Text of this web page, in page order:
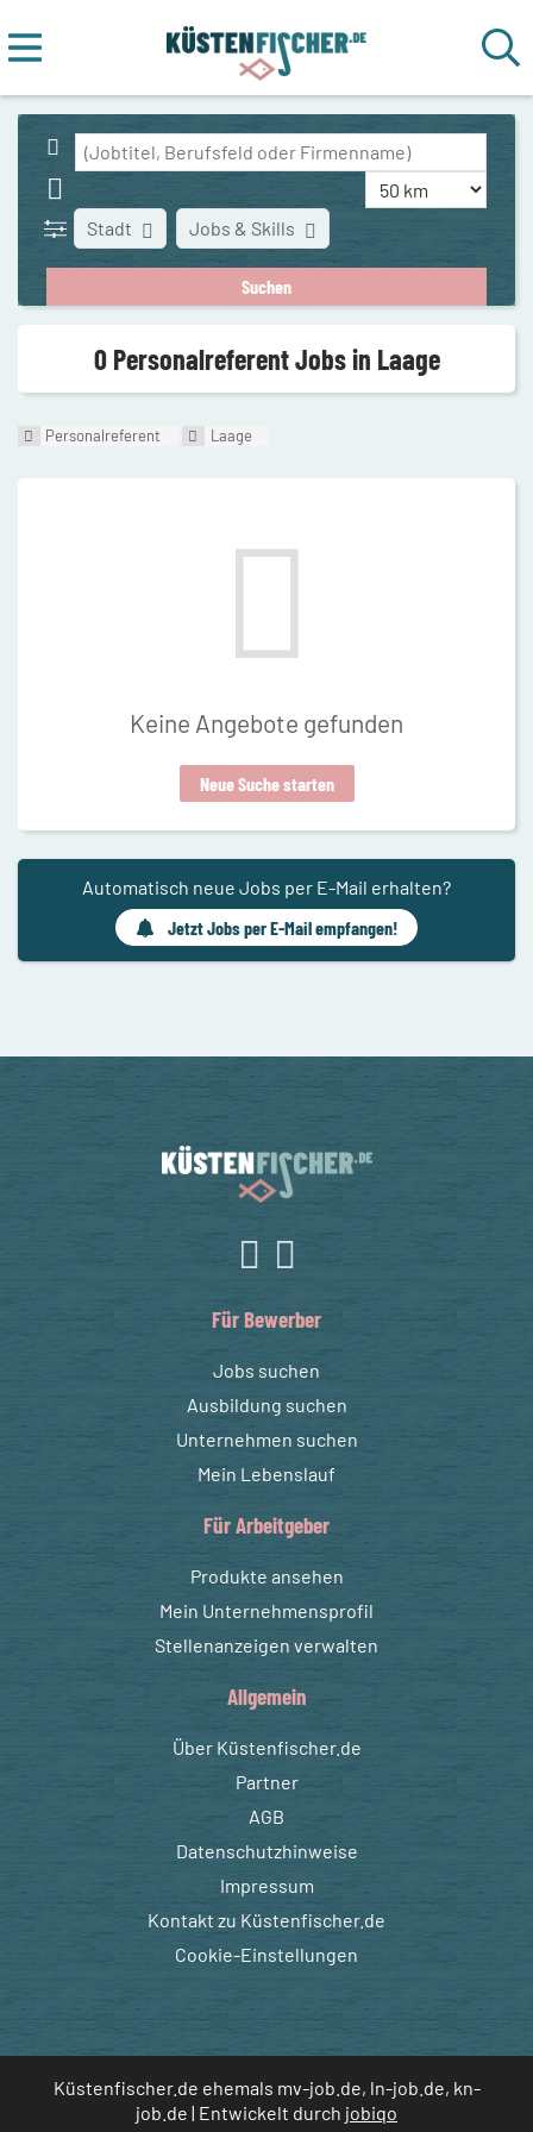
Stadt Jobs & Skills
0 Personalreferent Jobs in Laage
Personalreferent Laage
Keine Angebote gefunden
Neue Suche starten
Automatisch neue Jobs per E-Mail erhalten?
Jetzt Jobs per E-Mail empfangen!
Für Bewerber
Jobs suchen
Ausbildung suchen
Unternehmen suchen
Mein Lebenslauf
Für Arbeitgeber
Produkte ansehen
Mein Unternehmensprofil
Stellenanzeigen verwalten
Allgemein
Über Küstenfischer.de
Partner
AGB
Datenschutzhinweise
Impressum
Kontakt zu Küstenfischer.de
Cookie-Einstellungen
Küstenfischer.de ehemals mv-job.de, ln-job.de, kn-
job.de | Entwickelt durch jobiqo